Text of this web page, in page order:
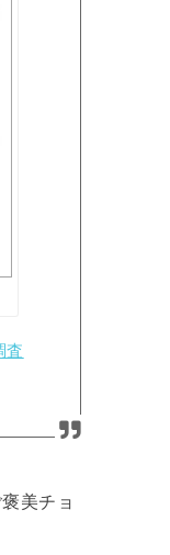
査
美チョ